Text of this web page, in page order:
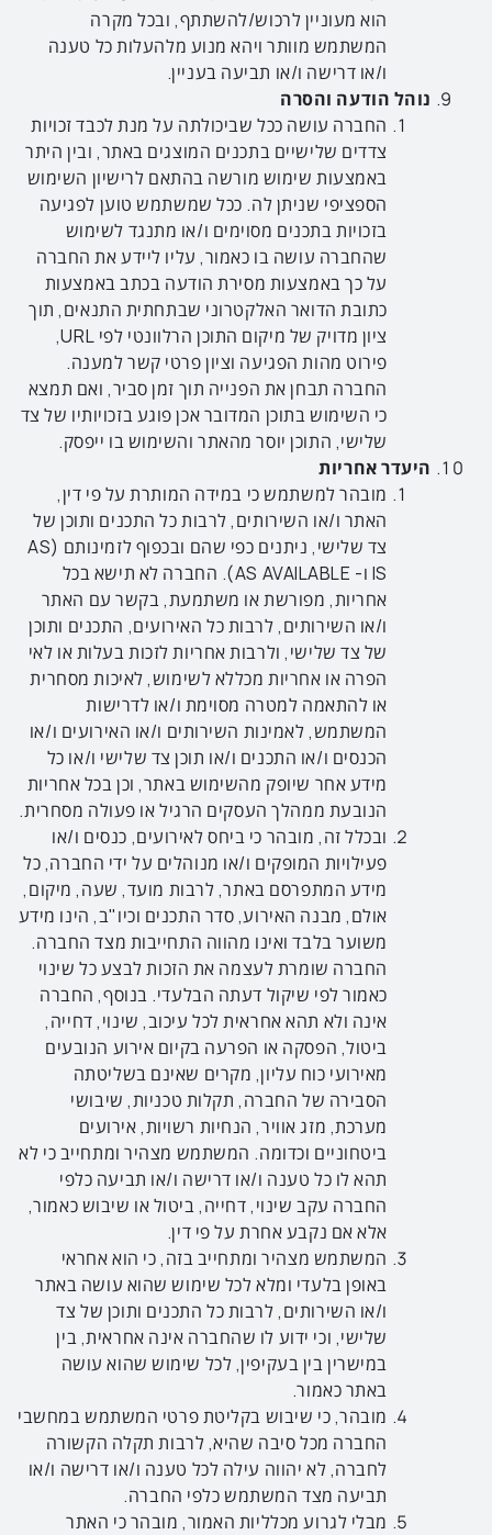
הוא מעוניין לרכוש/להשתתף, ובכל מקרה
המשתמש מוותר ויהא מנוע מלהעלות כל טענה
ו/או דרישה ו/או תביעה בעניין.
נוהל הודעה והסרה
החברה עושה ככל שביכולתה על מנת לכבד זכויות
צדדים שלישיים בתכנים המוצגים באתר, ובין היתר
באמצעות שימוש מורשה בהתאם לרישיון השימוש
הספציפי שניתן לה. ככל שמשתמש טוען לפגיעה
בזכויות בתכנים מסוימים ו/או מתנגד לשימוש
שהחברה עושה בו כאמור, עליו ליידע את החברה
על כך באמצעות מסירת הודעה בכתב באמצעות
כתובת הדואר האלקטרוני שבתחתית התנאים, תוך
ציון מדויק של מיקום התוכן הרלוונטי לפי URL,
פירוט מהות הפגיעה וציון פרטי קשר למענה.
החברה תבחן את הפנייה תוך זמן סביר, ואם תמצא
כי השימוש בתוכן המדובר אכן פוגע בזכויותיו של צד
שלישי, התוכן יוסר מהאתר והשימוש בו ייפסק.
היעדר אחריות
מובהר למשתמש כי במידה המותרת על פי דין,
האתר ו/או השירותים, לרבות כל התכנים ותוכן של
צד שלישי
, ניתנים כפי שהם ובכפוף לזמינותם (AS
IS ו- AS AVAILABLE). החברה לא תישא בכל
אחריות, מפורשת או משתמעת, בקשר עם האתר
ו/או השירותים, לרבות כל האירועים, התכנים ותוכן
של צד שלישי, ולרבות אחריות לזכות בעלות או לאי
הפרה או אחריות מכללא לשימוש, לאיכות מסחרית
או להתאמה למטרה מסוימת ו/או לדרישות
המשתמש, לאמינות השירותים ו/או האירועים ו/או
הכנסים ו/או התכנים ו/או תוכן צד שלישי ו/או כל
מידע אחר שיופק מהשימוש באתר, וכן בכל אחריות
הנובעת ממהלך העסקים הרגיל או פעולה מסחרית.
ובכלל זה, מובהר כי ביחס לאירועים, כנסים ו/או
פעילויות המופקים ו/או מנוהלים על ידי החברה, כל
מידע המתפרסם באתר, לרבות מועד, שעה, מיקום,
אולם, מבנה האירוע, סדר התכנים וכיו"ב, הינו מידע
משוער בלבד ואינו מהווה התחייבות מצד החברה.
החברה שומרת לעצמה את הזכות לבצע כל שינוי
כאמור לפי שיקול דעתה הבלעדי. בנוסף, החברה
אינה ולא תהא אחראית לכל עיכוב, שינוי, דחייה,
ביטול, הפסקה או הפרעה בקיום אירוע הנובעים
מאירועי כוח עליון, מקרים שאינם בשליטתה
הסבירה של החברה, תקלות טכניות, שיבושי
מערכת, מזג אוויר, הנחיות רשויות, אירועים
ביטחוניים וכדומה. המשתמש מצהיר ומתחייב כי לא
תהא לו כל טענה ו/או דרישה ו/או תביעה כלפי
החברה עקב שינוי, דחייה, ביטול או שיבוש כאמור,
אלא אם נקבע אחרת על פי דין.
המשתמש מצהיר ומתחייב בזה, כי הוא אחראי
באופן בלעדי ומלא לכל שימוש שהוא עושה באתר
ו/או השירותים, לרבות כל התכנים ותוכן של צד
שלישי, וכי ידוע לו שהחברה אינה אחראית, בין
במישרין בין בעקיפין, לכל שימוש שהוא עושה
באתר כאמור.
מובהר, כי שיבוש בקליטת פרטי המשתמש במחשבי
החברה מכל סיבה שהיא, לרבות תקלה הקשורה
לחברה, לא יהווה עילה לכל טענה ו/או דרישה ו/או
תביעה מצד המשתמש כלפי החברה.
מבלי לגרוע מכלליות האמור, מובהר כי האתר